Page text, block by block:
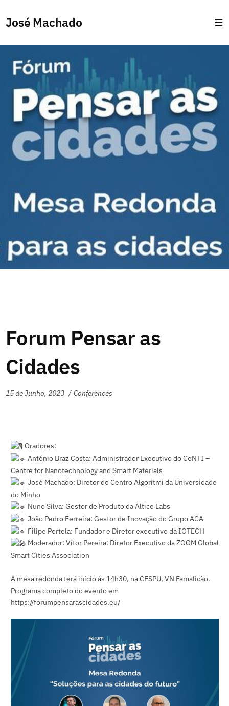
José Machado
Forum Pensar as
Cidades
15 de Junho, 2023 Conferences
Oradores:
António Braz Costa: Administrador Executivo doCeNTI –
Centre for Nanotechnology and Smart Materials
José Machado: Diretor doCentro Algoritmi da Universidade
do Minho
Nuno Silva: Gestor de Produto daAltice Labs
João Pedro Ferreira: Gestor de Inovação doGrupo ACA
Filipe Portela: Fundador e Diretor executivo da IOTECH
Moderador: Vítor Pereira: Diretor Executivo daZOOM Global
Smart Cities Association
A mesa redonda terá início às 14h30, na CESPU, VN Famalicão.
Programa completo do evento em
https://forumpensarascidades.eu/